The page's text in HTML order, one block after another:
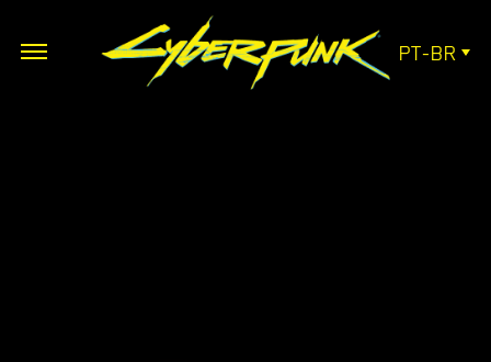
PT-BR